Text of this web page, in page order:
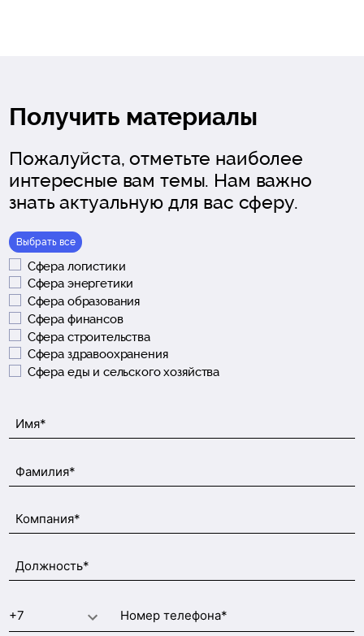
Получить материалы
Пожалуйста, отметьте наиболее
интересные вам темы. Нам важно
знать актуальную для вас сферу.
Выбрать все
Сфера логистики
Сфера энергетики
Сфера образования
Сфера финансов
Сфера строительства
Сфера здравоохранения
Сфера еды и сельского хозяйства